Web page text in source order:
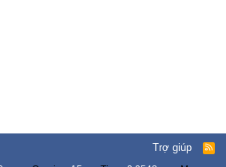
Trợ giúp
R